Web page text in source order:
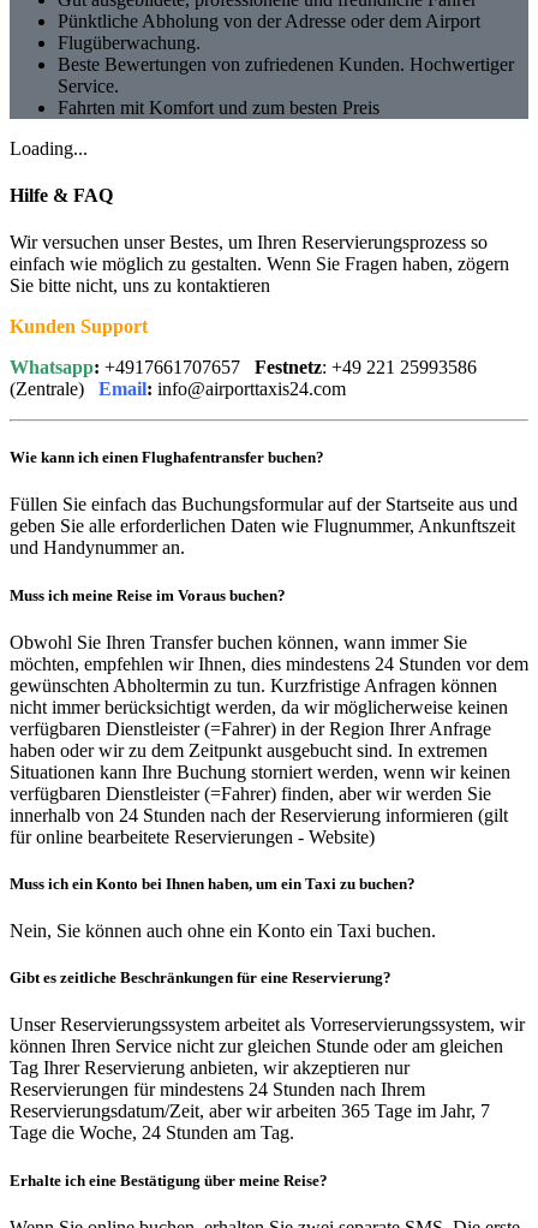
Pünktliche Abholung von der Adresse oder dem Airport
Flugüberwachung.
Beste Bewertungen von zufriedenen Kunden. Hochwertiger
Service.
Fahrten mit Komfort und zum besten Preis
Loading...
Hilfe & FAQ
Wir versuchen unser Bestes, um Ihren Reservierungsprozess so
einfach wie möglich zu gestalten. Wenn Sie Fragen haben, zögern
Sie bitte nicht, uns zu kontaktieren
Kunden Support
Whatsapp: +4917661707657 Festnetz: +49 221 25993586
(Zentrale) Email: info@airporttaxis24.com
Wie kann ich einen Flughafentransfer buchen?
Füllen Sie einfach das Buchungsformular auf der Startseite aus und
geben Sie alle erforderlichen Daten wie Flugnummer, Ankunftszeit
und Handynummer an.
Muss ich meine Reise im Voraus buchen?
Obwohl Sie Ihren Transfer buchen können, wann immer Sie
möchten, empfehlen wir Ihnen, dies mindestens 24 Stunden vor dem
gewünschten Abholtermin zu tun. Kurzfristige Anfragen können
nicht immer berücksichtigt werden, da wir möglicherweise keinen
verfügbaren Dienstleister (=Fahrer) in der Region Ihrer Anfrage
haben oder wir zu dem Zeitpunkt ausgebucht sind. In extremen
Situationen kann Ihre Buchung storniert werden, wenn wir keinen
verfügbaren Dienstleister (=Fahrer) finden, aber wir werden Sie
innerhalb von 24 Stunden nach der Reservierung informieren (gilt
für online bearbeitete Reservierungen - Website)
Muss ich ein Konto bei Ihnen haben, um ein Taxi zu buchen?
Nein, Sie können auch ohne ein Konto ein Taxi buchen.
Gibt es zeitliche Beschränkungen für eine Reservierung?
Unser Reservierungssystem arbeitet als Vorreservierungssystem, wir
können Ihren Service nicht zur gleichen Stunde oder am gleichen
Tag Ihrer Reservierung anbieten, wir akzeptieren nur
Reservierungen für mindestens 24 Stunden nach Ihrem
Reservierungsdatum/Zeit, aber wir arbeiten 365 Tage im Jahr, 7
Tage die Woche, 24 Stunden am Tag.
Erhalte ich eine Bestätigung über meine Reise?